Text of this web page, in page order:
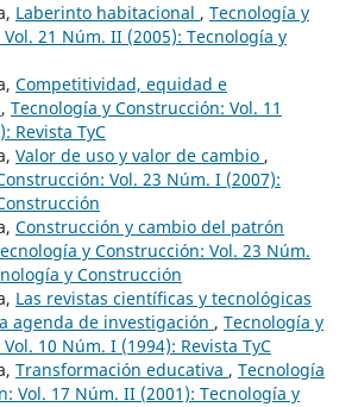
Laberinto habitacional , Tecnología y
21 Núm. II (2005): Tecnología y
Competitividad, equidad e
, Tecnología y Construcción: Vol. 11
Revista TyC
Valor de uso y valor de cambio ,
Vol. 23 Núm. I (2007):
Construcción y cambio del patrón
y Construcción: Vol. 23 Núm.
y Construcción
Las revistas científicas y tecnológicas
agenda de investigación , Tecnología y
10 Núm. I (1994): Revista TyC
Transformación educativa , Tecnología
Vol. 17 Núm. II (2001): Tecnología y